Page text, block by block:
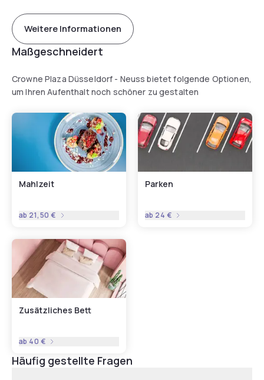
Weitere Informationen
Maßgeschneidert
Crowne Plaza Düsseldorf - Neuss bietet folgende Optionen,
um Ihren Aufenthalt noch schöner zu gestalten
Mahlzeit
ab 21,50 €
Parken
ab 24 €
Zusätzliches Bett
ab 40 €
Häufig gestellte Fragen